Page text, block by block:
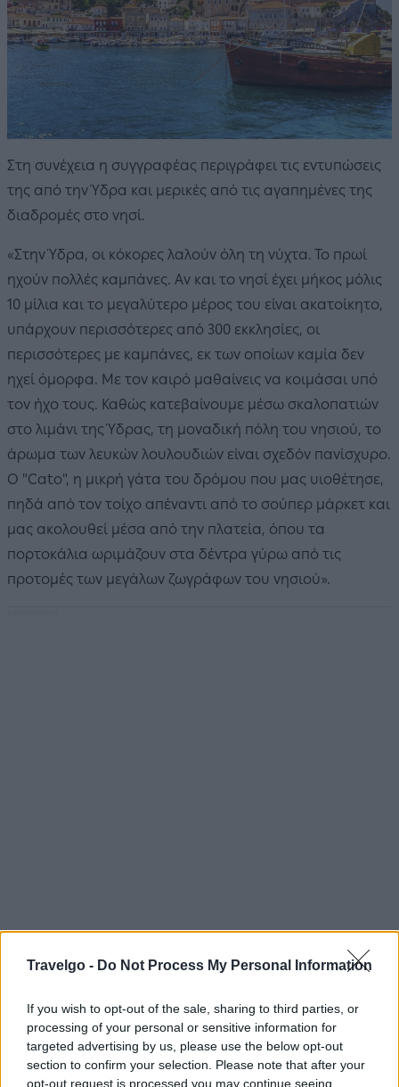
Travelgo - Do Not Process My Personal Information
If you wish to opt-out of the sale, sharing to third parties, or
processing of your personal or sensitive information for
targeted advertising by us, please use the below opt-out
section to confirm your selection. Please note that after your
opt-out request is processed you may continue seeing
Στη συνέχεια η συγγραφέας περιγράφει τις εντυπώσεις
της από την Ύδρα και μερικές από τις αγαπημένες της
διαδρομές στο νησί.
«Στην Ύδρα, οι κόκορες λαλούν όλη τη νύχτα. Το πρωί
ηχούν πολλές καμπάνες. Αν και το νησί έχει μήκος μόλις
10 μίλια και το μεγαλύτερο μέρος του είναι ακατοίκητο,
υπάρχουν περισσότερες από 300 εκκλησίες, οι
περισσότερες με καμπάνες, εκ των οποίων καμία δεν
ηχεί όμορφα. Με τον καιρό μαθαίνεις να κοιμάσαι υπό
τον ήχο τους. Καθώς κατεβαίνουμε μέσω σκαλοπατιών
στο λιμάνι της Ύδρας, τη μοναδική πόλη του νησιού, το
άρωμα των λευκών λουλουδιών είναι σχεδόν πανίσχυρο.
Ο "Cato", η μικρή γάτα του δρόμου που μας υιοθέτησε,
πηδά από τον τοίχο απέναντι από το σούπερ μάρκετ και
μας ακολουθεί μέσα από την πλατεία, όπου τα
πορτοκάλια ωριμάζουν στα δέντρα γύρω από τις
προτομές των μεγάλων ζωγράφων του νησιού».